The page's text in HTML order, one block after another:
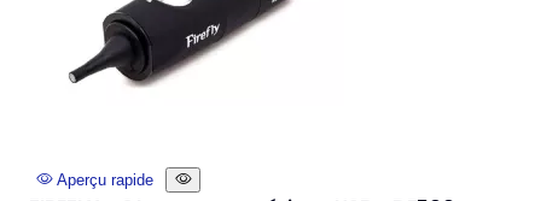
Aperçu rapide